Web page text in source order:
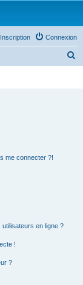
Connexion
Inscription
me connecter ?!
utilisateurs en ligne ?
!
?